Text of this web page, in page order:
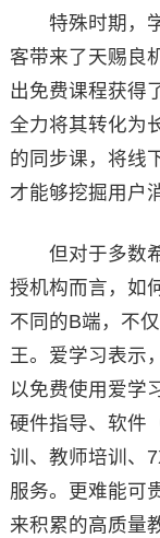
特殊时期，学
客带来了天赐良
出免费课程获得
全力将其转化为
的同步课，将线
才能够挖掘用户
但对于多数希
授机构而言，如
不同的B端，不
王。爱学习表示
以免费使用爱学
硬件指导、软件
训、教师培训、
服务。更难能可
来积累的高质量